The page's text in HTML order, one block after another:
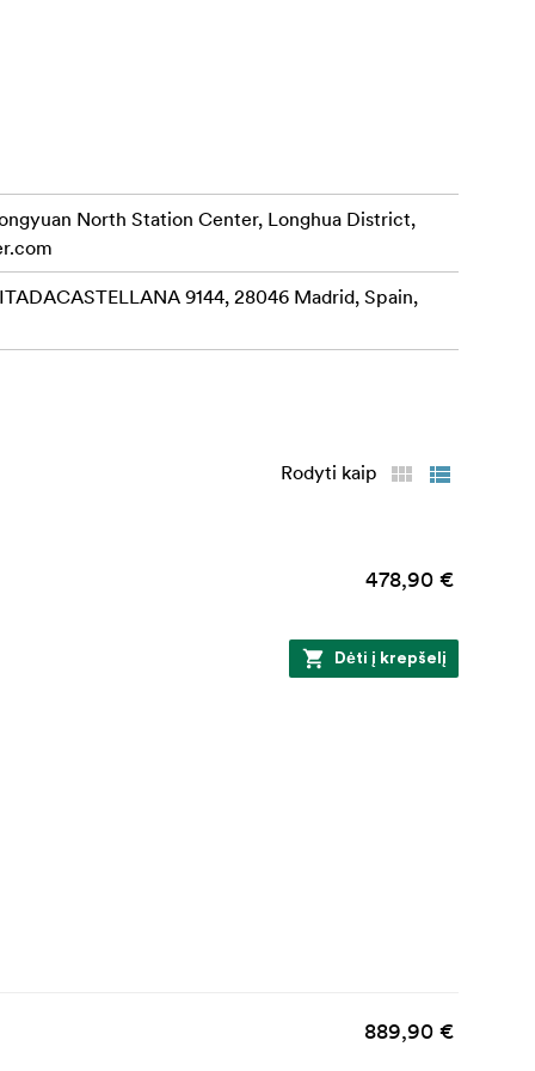
North Station Center, Longhua District,
9144, 28046 Madrid, Spain,
Rodyti kaip
478,90 €
Dėti į krepšelį
889,90 €